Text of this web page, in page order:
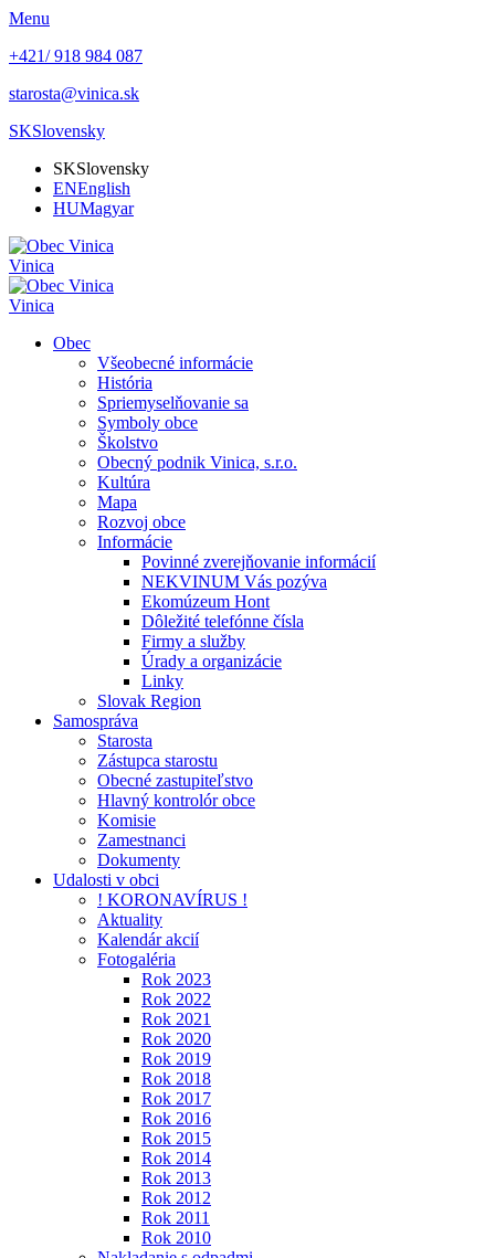
Menu
+421/ 918 984 087
starosta@vinica.sk
SKSlovensky
SKSlovensky
ENEnglish
HUMagyar
Vinica
Vinica
Obec
Všeobecné informácie
História
Spriemyselňovanie sa
Symboly obce
Školstvo
Obecný podnik Vinica, s.r.o.
Kultúra
Mapa
Rozvoj obce
Informácie
Povinné zverejňovanie informácií
NEKVINUM Vás pozýva
Ekomúzeum Hont
Dôležité telefónne čísla
Firmy a služby
Úrady a organizácie
Linky
Slovak Region
Samospráva
Starosta
Zástupca starostu
Obecné zastupiteľstvo
Hlavný kontrolór obce
Komisie
Zamestnanci
Dokumenty
Udalosti v obci
! KORONAVÍRUS !
Aktuality
Kalendár akcií
Fotogaléria
Rok 2023
Rok 2022
Rok 2021
Rok 2020
Rok 2019
Rok 2018
Rok 2017
Rok 2016
Rok 2015
Rok 2014
Rok 2013
Rok 2012
Rok 2011
Rok 2010